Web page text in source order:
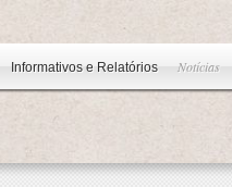
Informativos e Relatórios Notícias